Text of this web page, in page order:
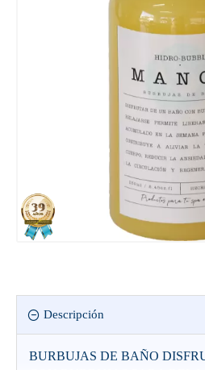
Descripción
BURBUJAS DE BAÑO